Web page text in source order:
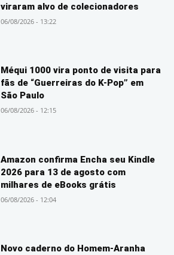
viraram alvo de colecionadores
06/08/2026 - 13:22
Méqui 1000 vira ponto de visita para
fãs de “Guerreiras do K-Pop” em
São Paulo
06/08/2026 - 12:15
Amazon confirma Encha seu Kindle
2026 para 13 de agosto com
milhares de eBooks grátis
06/08/2026 - 12:04
Novo caderno do Homem-Aranha